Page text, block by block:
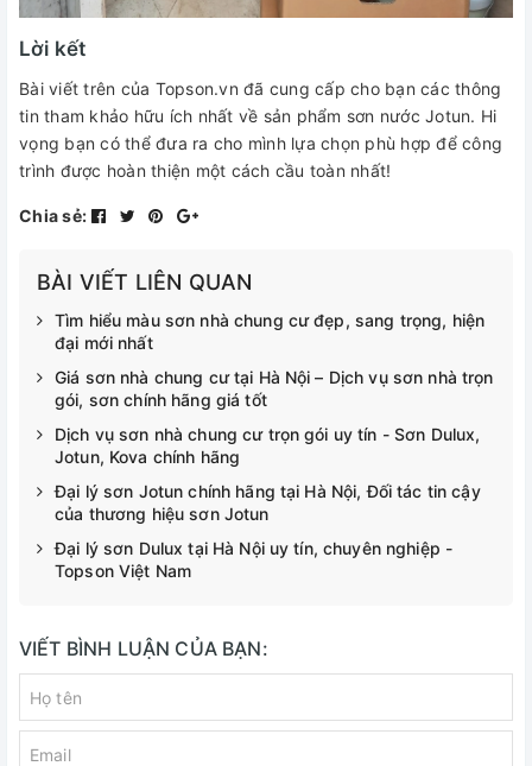
Lời kết
Bài viết trên của Topson.vn đã cung cấp cho bạn các thông
tin tham khảo hữu ích nhất về sản phẩm sơn nước Jotun. Hi
vọng bạn có thể đưa ra cho mình lựa chọn phù hợp để công
trình được hoàn thiện một cách cầu toàn nhất!
Chia sẻ:
BÀI VIẾT LIÊN QUAN
Tìm hiểu màu sơn nhà chung cư đẹp, sang trọng, hiện
đại mới nhất
Giá sơn nhà chung cư tại Hà Nội – Dịch vụ sơn nhà trọn
gói, sơn chính hãng giá tốt
Dịch vụ sơn nhà chung cư trọn gói uy tín - Sơn Dulux,
Jotun, Kova chính hãng
Đại lý sơn Jotun chính hãng tại Hà Nội, Đối tác tin cậy
của thương hiệu sơn Jotun
Đại lý sơn Dulux tại Hà Nội uy tín, chuyên nghiệp -
Topson Việt Nam
VIẾT BÌNH LUẬN CỦA BẠN: